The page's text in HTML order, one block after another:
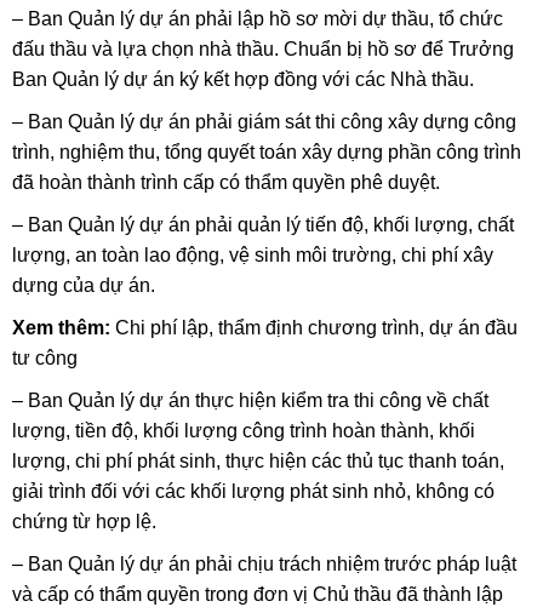
– Ban Quản lý dự án phải lập hồ sơ mời dự thầu, tổ chức
đấu thầu và lựa chọn nhà thầu. Chuẩn bị hồ sơ để Trưởng
Ban Quản lý dự án ký kết hợp đồng với các Nhà thầu.
– Ban Quản lý dự án phải giám sát thi công xây dựng công
trình, nghiệm thu, tổng quyết toán xây dựng phần công trình
đã hoàn thành trình cấp có thẩm quyền phê duyệt.
– Ban Quản lý dự án phải quản lý tiến độ, khối lượng, chất
lượng, an toàn lao động, vệ sinh môi trường, chi phí xây
dựng của dự án.
Xem thêm: Chi phí lập, thẩm định chương trình, dự án đầu
tư công
– Ban Quản lý dự án thực hiện kiểm tra thi công về chất
lượng, tiền độ, khối lượng công trình hoàn thành, khối
lượng, chi phí phát sinh, thực hiện các thủ tục thanh toán,
giải trình đối với các khối lượng phát sinh nhỏ, không có
chứng từ hợp lệ.
– Ban Quản lý dự án phải chịu trách nhiệm trước pháp luật
và cấp có thẩm quyền trong đơn vị Chủ thầu đã thành lập